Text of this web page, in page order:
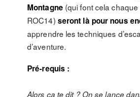
Montagne (qui font cela
ROC14) seront là pour nous
apprendre les techniques
d’aventure.
Pré-requis :
Alors ça te dit ? On se lance